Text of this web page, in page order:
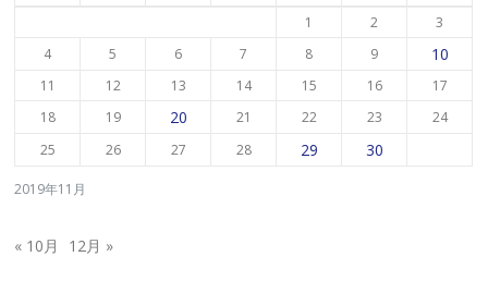
2019年11月
1 2
3
4
5 6 7 8 9 10
11 12 13 14 15 16
17
18
19 20 21 22 23
24
25
26 27 28 29 30
« 10月 12月 »